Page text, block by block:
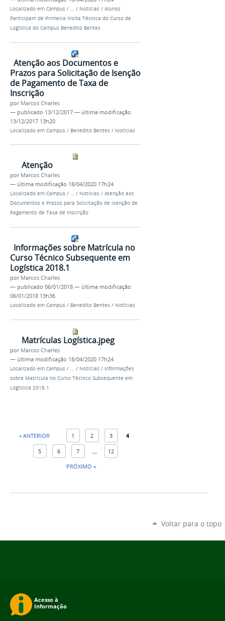
Localizado em Campus / … / Notícias / Alunos
Participam de Primeira Visita Técnica do Curso de
Logística do Campus Benedito Bentes
Atenção aos Documentos e
Prazos para Solicitação de Isenção
de Pagamento de Taxa de
Inscrição
por Marcos Charles
— publicado 13/12/2017 — última modificação
13/12/2017 13h20
Localizado em Campus / Benedito Bentes / Notícias
Atenção
por Marcos Charles
— última modificação 18/04/2020 17h24
Localizado em Campus / … / Notícias / Atenção aos
Documentos e Prazos para Solicitação de Isenção de
Pagamento de Taxa de Inscrição
Informações sobre Matrícula no
Curso Técnico Subsequente em
Logística 2018.1
por Marcos Charles
— publicado 06/01/2018 — última modificação
06/01/2018 13h36
Localizado em Campus / Benedito Bentes / Notícias
Matrículas Logística.jpeg
por Marcos Charles
— última modificação 18/04/2020 17h24
Localizado em Campus / … / Notícias / Informações
sobre Matrícula no Curso Técnico Subsequente em
Logística 2018.1
« ANTERIOR 1 2 3 4
5 6 7
12
PRÓXIMO »
Voltar para o topo